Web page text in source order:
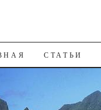
СТАТЬИ